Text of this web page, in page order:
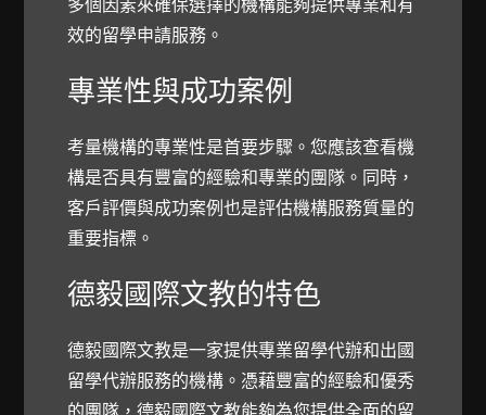
多個因素來確保選擇的機構能夠提供專業和有
效的留學申請服務。
專業性與成功案例
考量機構的專業性是首要步驟。您應該查看機
構是否具有豐富的經驗和專業的團隊。同時，
客戶評價與成功案例也是評估機構服務質量的
重要指標。
德毅國際文教的特色
德毅國際文教是一家提供專業留學代辦和出國
留學代辦服務的機構。憑藉豐富的經驗和優秀